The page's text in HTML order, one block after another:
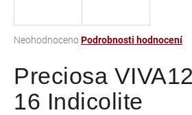
Průměrné
produktu
je
0,0
NeohodnocenoPodrobnosti hodnocení
Preciosa
16 Indicolite
j
t
?